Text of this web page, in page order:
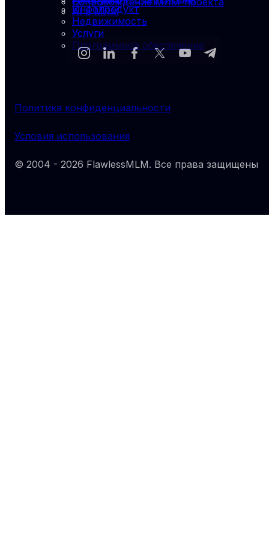
AI в МЛМ
Инфопродукт
Недвижимость
Услуги
Программное обеспечение
© 2004 - 2026 FlawlessMLM. Все права защищены
Условия использования
Политика конфиденциальности